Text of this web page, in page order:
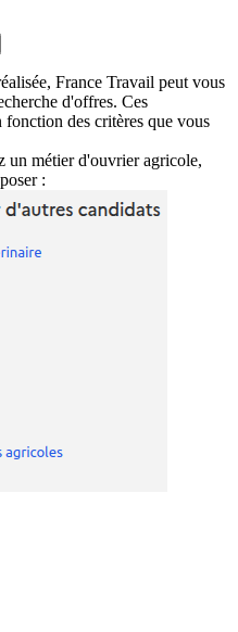
France Travail peut vous
d'offres. Ces
fonction des critères que vous
un métier d'ouvrier agricole,
: